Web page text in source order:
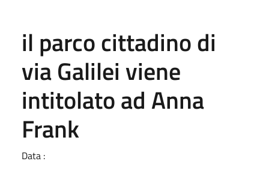
il parco cittadino di
via Galilei viene
intitolato ad Anna
Frank
Data :